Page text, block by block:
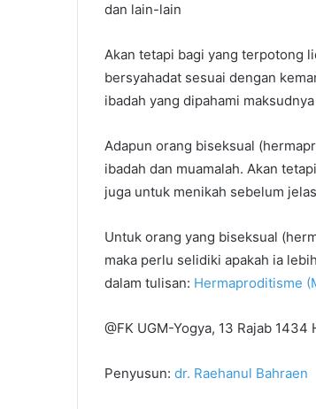
dan lain-lain
Akan tetapi bagi yang terpotong
bersyahadat sesuai dengan
ibadah yang dipahami
Adapun orang biseksual
ibadah dan muamalah. Akan
juga untuk menikah sebelum
Untuk orang yang biseksual
maka perlu selidiki apakah ia
dalam tulisan: Hermaproditisme
@FK UGM-Yogya, 13 Rajab 1434
Penyusun: dr. Raehanul Bahraen